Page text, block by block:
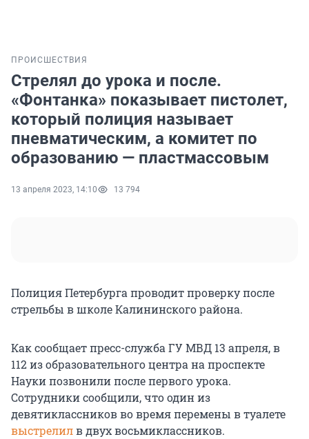
ПРОИСШЕСТВИЯ
Стрелял до урока и после.
«Фонтанка» показывает пистолет,
который полиция называет
пневматическим, а комитет по
образованию — пластмассовым
13 апреля 2023, 14:10 13 794
Полиция Петербурга проводит проверку после
стрельбы в школе Калининского района.
Как сообщает пресс-служба ГУ МВД 13 апреля, в
112 из образовательного центра на проспекте
Науки позвонили после первого урока.
Сотрудники сообщили, что один из
девятиклассников во время перемены в туалете
выстрелилв двух восьмиклассников.